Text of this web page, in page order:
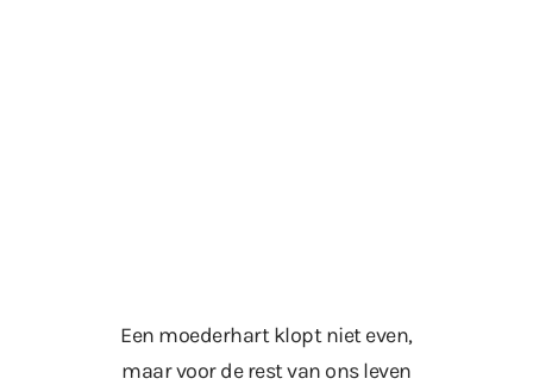
Een moederhart klopt niet even,
maar voor de rest van ons leven